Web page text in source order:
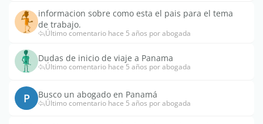
informacion sobre como esta el pais para el tema
de trabajo.
Último comentario hace 5 años por abogada
Dudas de inicio de viaje a Panama
Último comentario hace 5 años por abogada
P Busco un abogado en Panamá
Último comentario hace 5 años por abogada